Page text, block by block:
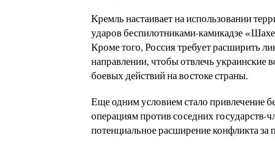
Кремль настаивает на использовании
ударов беспилотниками-камикадзе
Кроме того, Россия требует расширить
направлении, чтобы отвлечь украинские
боевых действий на востоке страны.
Еще одним условием стало привлечение
операциям против соседних государств-
потенциальное расширение конфликта